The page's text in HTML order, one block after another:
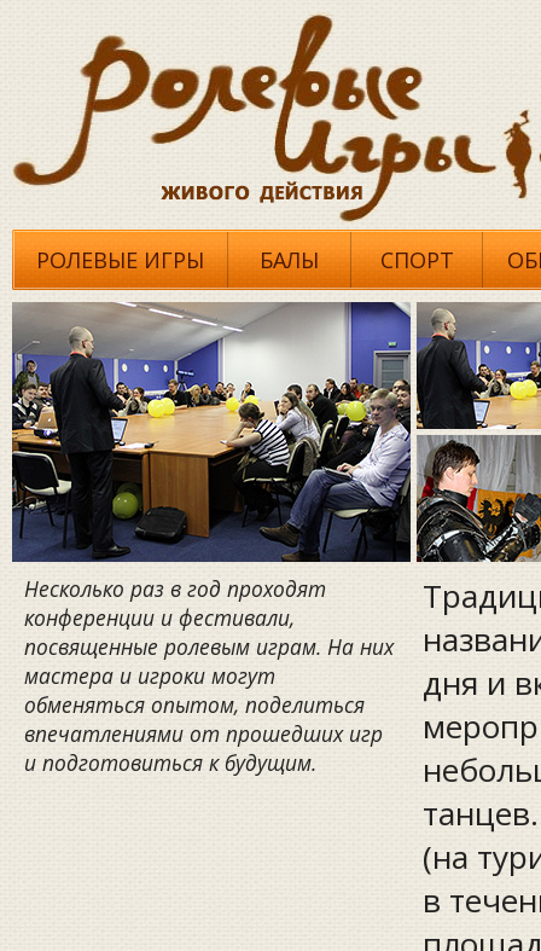
РОЛЕВЫЕ ИГРЫ БАЛЫ СПОРТ
Несколько раз в год проходят
конференции и фестивали,
посвященные ролевым играм. На них
мастера и игроки могут
обменяться опытом, поделиться
впечатлениями от прошедших игр
и подготовиться к будущим.
дня и
(на
в